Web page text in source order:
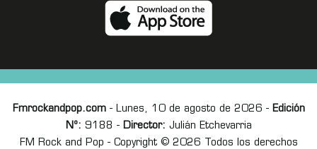
Fmrockandpop.com- Lunes, 10 de agosto de 2026 - Edición
Nº: 9188 - Director: Julián Etchevarria
FM Rock and Pop - Copyright © 2026 Todos los derechos